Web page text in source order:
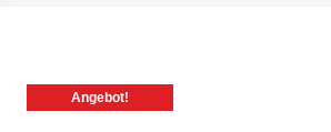
Angebot!